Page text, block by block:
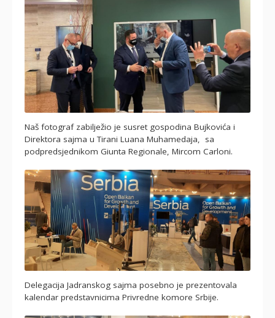
Naš fotograf zabilježio je susret gospodina Bujkovića i
Direktora sajma u Tirani Luana Muhamedaja, sa
podpredsjednikom Giunta Regionale, Mircom Carloni.
Delegacija Jadranskog sajma posebno je prezentovala
kalendar predstavnicima Privredne komore Srbije.